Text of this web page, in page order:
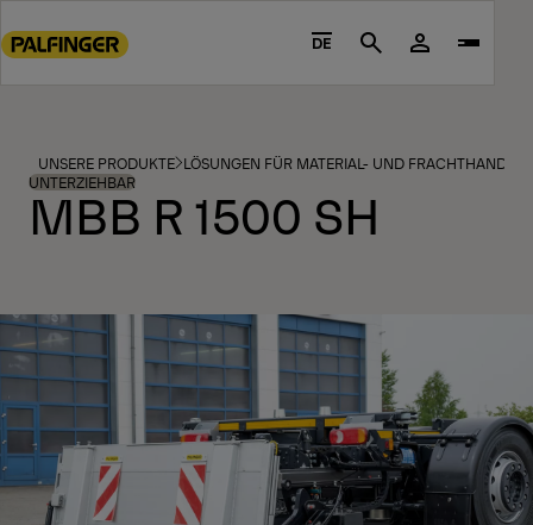
to
footer
content
DE Search
UNSERE PRODUKTE LÖSUNGEN FÜR MATERIAL- UND
UNTERZIEHBAR
MBB R 1500 SH